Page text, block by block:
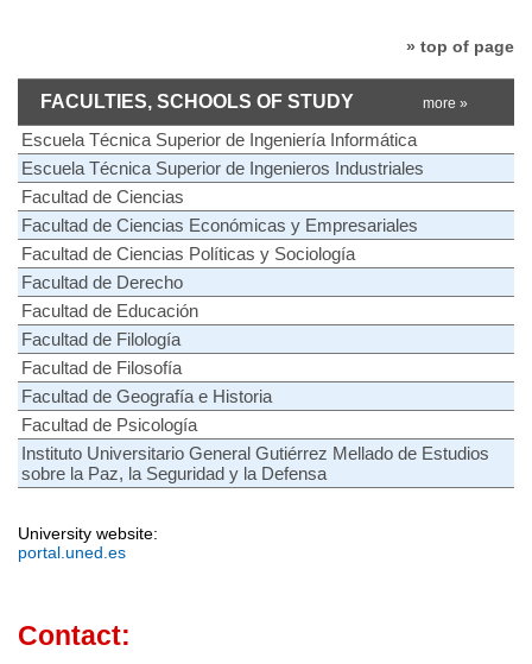
» top of page
FACULTIES, SCHOOLS OF STUDY more »
Escuela Técnica Superior de Ingeniería Informática
Escuela Técnica Superior de Ingenieros Industriales
Facultad de Ciencias
Facultad de Ciencias Económicas y Empresariales
Facultad de Ciencias Políticas y Sociología
Facultad de Derecho
Facultad de Educación
Facultad de Filología
Facultad de Filosofía
Facultad de Geografía e Historia
Facultad de Psicología
Instituto Universitario General Gutiérrez Mellado de Estudios
sobre la Paz, la Seguridad y la Defensa
University website:
portal.uned.es
Contact: